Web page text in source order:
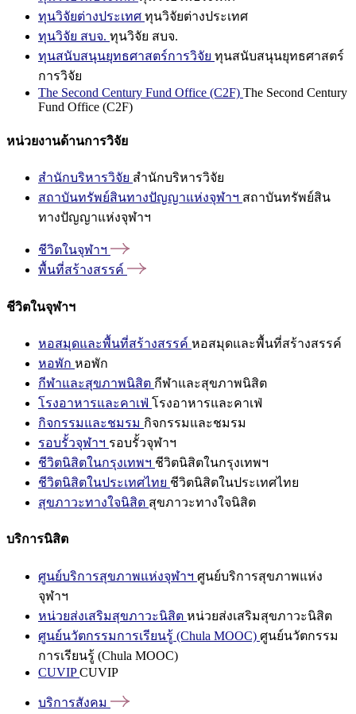
ทุนวิจัยต่างประเทศ ทุนวิจัยต่างประเทศ
ทุนวิจัย สบจ. ทุนวิจัย สบจ.
ทุนสนับสนุนยุทธศาสตร์การวิจัย ทุนสนับสนุนยุทธศาสตร์
การวิจัย
The Second Century Fund Office (C2F) The Second Century
Fund Office (C2F)
หน่วยงานด้านการวิจัย
สำนักบริหารวิจัย สำนักบริหารวิจัย
สถาบันทรัพย์สินทางปัญญาแห่งจุฬาฯ สถาบันทรัพย์สิน
ทางปัญญาแห่งจุฬาฯ
ชีวิตในจุฬาฯ
พื้นที่สร้างสรรค์
ชีวิตในจุฬาฯ
หอสมุดและพื้นที่สร้างสรรค์ หอสมุดและพื้นที่สร้างสรรค์
หอพัก หอพัก
กีฬาและสุขภาพนิสิต กีฬาและสุขภาพนิสิต
โรงอาหารและคาเฟ่ โรงอาหารและคาเฟ่
กิจกรรมและชมรม กิจกรรมและชมรม
รอบรั้วจุฬาฯ รอบรั้วจุฬาฯ
ชีวิตนิสิตในกรุงเทพฯ ชีวิตนิสิตในกรุงเทพฯ
ชีวิตนิสิตในประเทศไทย ชีวิตนิสิตในประเทศไทย
สุขภาวะทางใจนิสิต สุขภาวะทางใจนิสิต
บริการนิสิต
ศูนย์บริการสุขภาพแห่งจุฬาฯ ศูนย์บริการสุขภาพแห่ง
จุฬาฯ
หน่วยส่งเสริมสุขภาวะนิสิต หน่วยส่งเสริมสุขภาวะนิสิต
ศูนย์นวัตกรรมการเรียนรู้ (Chula MOOC) ศูนย์นวัตกรรม
การเรียนรู้ (Chula MOOC)
CUVIPCUVIP
บริการสังคม